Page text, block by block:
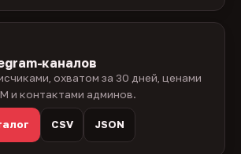
каналов
охватом за 30 дней, ценами
и контактами админов.
CSV JSON